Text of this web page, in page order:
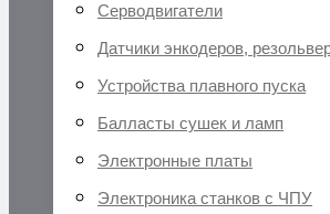
Серводвигатели
Датчики энкодеров,
Устройства плавного пуска
Балласты сушек и ламп
Электронные платы
Электроника станков с ЧПУ